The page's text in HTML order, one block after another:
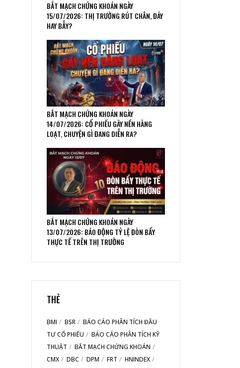
BẮT MẠCH CHỨNG KHOÁN NGÀY
15/07/2026: THỊ TRƯỜNG RÚT CHÂN, ĐÁY
HAY BẪY?
BẮT MẠCH CHỨNG KHOÁN NGÀY
14/07/2026: CỔ PHIẾU GÃY NỀN HÀNG
LOẠT, CHUYỆN GÌ ĐANG DIỄN RA?
BẮT MẠCH CHỨNG KHOÁN NGÀY
13/07/2026: BÁO ĐỘNG TỶ LỆ ĐÒN BẨY
THỰC TẾ TRÊN THỊ TRƯỜNG
THẺ
BMI BSR
BÁO CÁO PHÂN TÍCH ĐẦU
TƯ CỔ PHIẾU
BÁO CÁO PHÂN TÍCH KỸ
THUẬT
BẮT MẠCH CHỨNG KHOÁN
CMX
DBC DPM FRT
HNINDEX